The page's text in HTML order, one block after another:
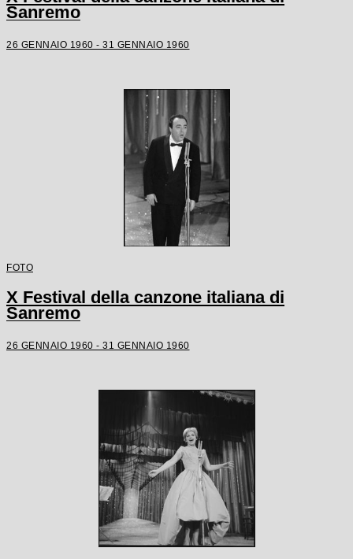
Sanremo
26 GENNAIO 1960 - 31 GENNAIO 1960
FOTO
X Festival della canzone italiana di
Sanremo
26 GENNAIO 1960 - 31 GENNAIO 1960